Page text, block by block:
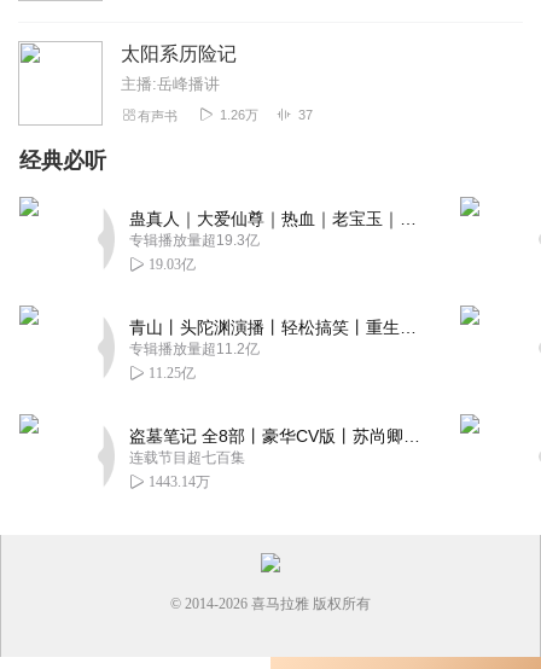
太阳系历险记
主播:岳峰播讲
有声书 1.26万 37
经典必听
专辑播放量超19.3亿
19.03亿
专辑播放量超11.2亿
11.25亿
连载节目超七百集
1443.14万
© 2014-2026 喜马拉雅 版权所有